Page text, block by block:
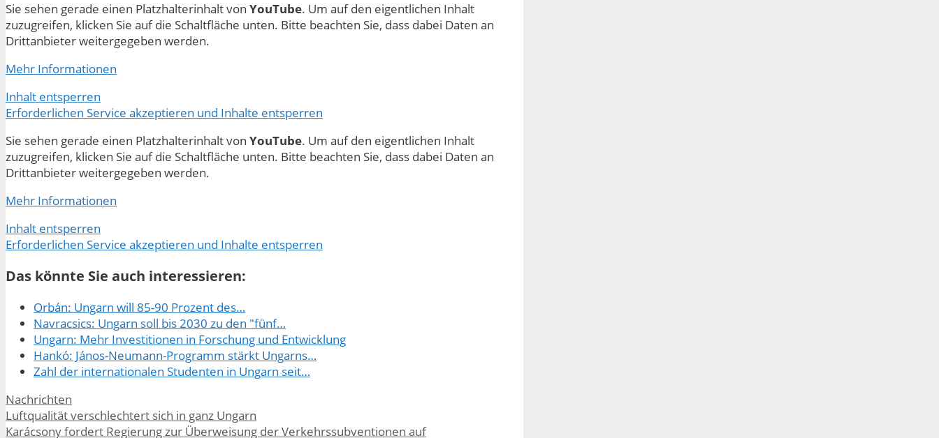
Sie sehen gerade einen Platzhalterinhalt von YouTube. Um auf den eigentlichen Inhalt
zuzugreifen, klicken Sie auf die Schaltfläche unten. Bitte beachten Sie, dass dabei Daten an
Drittanbieter weitergegeben werden.
Mehr Informationen
Inhalt entsperren
Erforderlichen Service akzeptieren und Inhalte entsperren
Sie sehen gerade einen Platzhalterinhalt von YouTube. Um auf den eigentlichen Inhalt
zuzugreifen, klicken Sie auf die Schaltfläche unten. Bitte beachten Sie, dass dabei Daten an
Drittanbieter weitergegeben werden.
Mehr Informationen
Inhalt entsperren
Erforderlichen Service akzeptieren und Inhalte entsperren
Das könnte Sie auch interessieren:
Orbán: Ungarn will 85-90 Prozent des…
Navracsics: Ungarn soll bis 2030 zu den "fünf…
Ungarn: Mehr Investitionen in Forschung und Entwicklung
Hankó: János-Neumann-Programm stärkt Ungarns…
Zahl der internationalen Studenten in Ungarn seit…
Kategorien
Nachrichten
Luftqualität verschlechtert sich in ganz Ungarn
Karácsony fordert Regierung zur Überweisung der Verkehrssubventionen auf